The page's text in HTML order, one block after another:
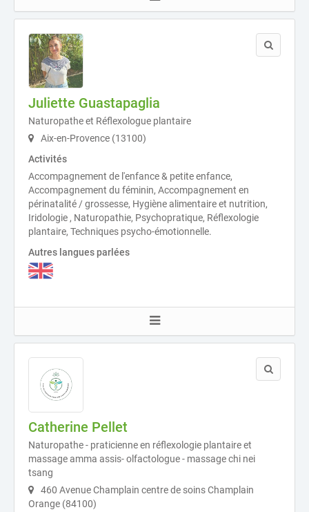
Juliette Guastapaglia
Naturopathe et Réflexologue plantaire
Aix-en-Provence (13100)
Activités
Accompagnement de l'enfance & petite enfance,
Accompagnement du féminin, Accompagnement en
périnatalité / grossesse, Hygiène alimentaire et nutrition,
Iridologie , Naturopathie, Psychopratique, Réflexologie
plantaire, Techniques psycho-émotionnelle.
Autres langues parlées
Catherine Pellet
Naturopathe - praticienne en réflexologie plantaire et
massage amma assis- olfactologue - massage chi nei
tsang
460 Avenue Champlain centre de soins Champlain
Orange (84100)